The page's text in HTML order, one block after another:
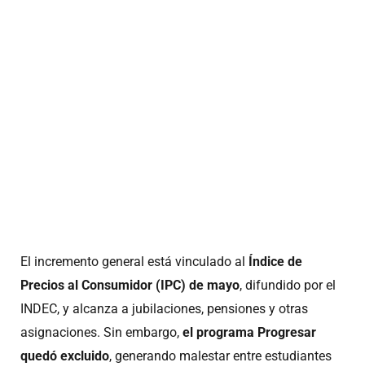
El incremento general está vinculado al
Índice de
Precios al Consumidor (IPC) de mayo, difundido por el
INDEC, y alcanza a jubilaciones, pensiones y otras
asignaciones. Sin embargo, el programa Progresar
quedó excluido, generando malestar entre estudiantes